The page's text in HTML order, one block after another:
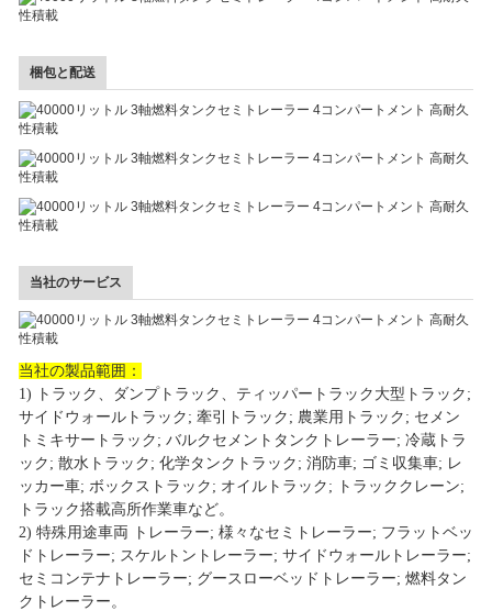
梱包と配送
当社のサービス
当社の製品範囲：
1) トラック、ダンプトラック、ティッパートラック大型トラック;
サイドウォールトラック; 牽引トラック; 農業用トラック; セメン
トミキサートラック; バルクセメントタンクトレーラー; 冷蔵トラ
ック; 散水トラック; 化学タンクトラック; 消防車; ゴミ収集車; レ
ッカー車; ボックストラック; オイルトラック; トラッククレーン;
トラック搭載高所作業車など。
2) 特殊用途車両 トレーラー; 様々なセミトレーラー; フラットベッ
ドトレーラー; スケルトントレーラー; サイドウォールトレーラー;
セミコンテナトレーラー; グースローベッドトレーラー; 燃料タン
クトレーラー。